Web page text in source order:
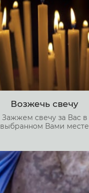
Возжечь свечу
Зажжем свечу за Вас в
выбранном Вами месте